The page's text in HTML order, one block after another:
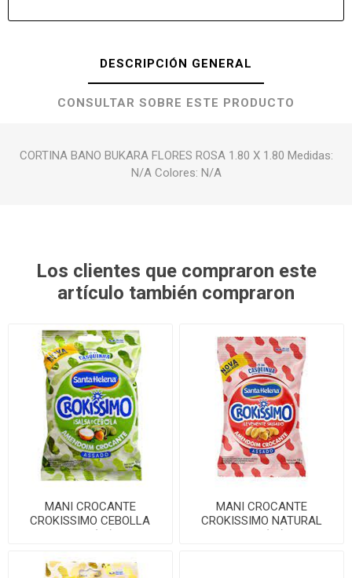
DESCRIPCIÓN GENERAL
CONSULTAR SOBRE ESTE PRODUCTO
CORTINA BANO BUKARA FLORES ROSA 1.80 X 1.80 Medidas:
N/A Colores: N/A
Los clientes que compraron este
artículo también compraron
MANI CROCANTE
CROKISSIMO CEBOLLA
150G(24)
MANI CROCANTE
CROKISSIMO NATURAL
150G(24)